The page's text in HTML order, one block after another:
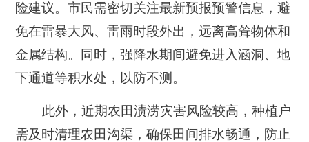
险建议。市民需密切关注最新预报预警信息，避
免在雷暴大风、雷雨时段外出，远离高耸物体和
金属结构。同时，强降水期间避免进入涵洞、地
下通道等积水处，以防不测。
此外，近期农田渍涝灾害风险较高，种植户
需及时清理农田沟渠，确保田间排水畅通，防止